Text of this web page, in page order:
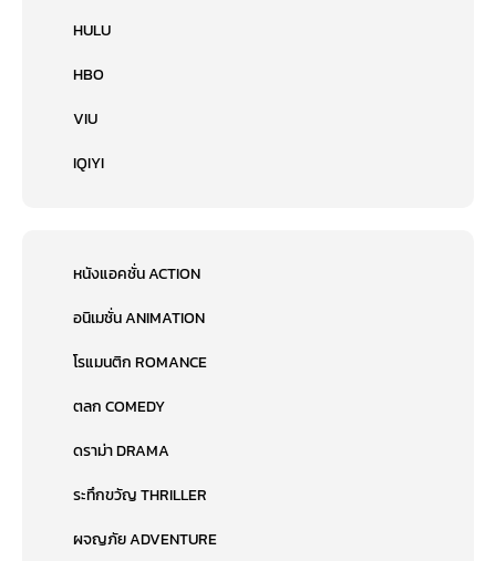
HULU
HBO
VIU
IQIYI
หนังแอคชั่น ACTION
อนิเมชั่น ANIMATION
โรแมนติก ROMANCE
ตลก COMEDY
ดราม่า DRAMA
ระทึกขวัญ THRILLER
ผจญภัย ADVENTURE